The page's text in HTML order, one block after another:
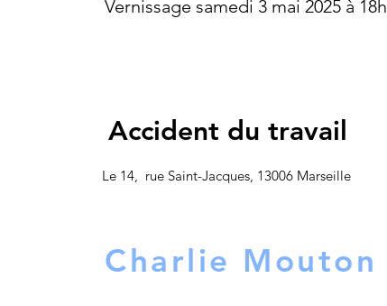
Vernissage samedi 3 mai 2025 à 18h
Accident du travail
Le 14, rue Saint-Jacques, 13006 Marseille
Charlie Mouton